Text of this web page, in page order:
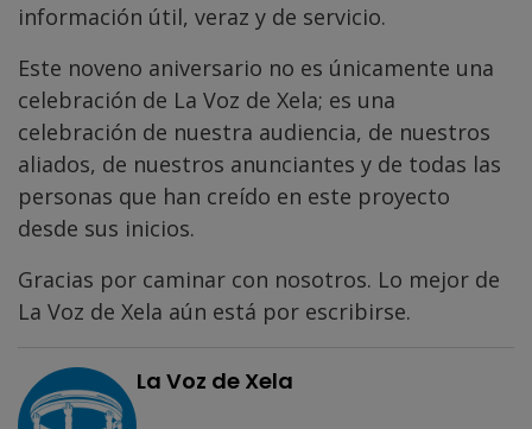
información útil, veraz y de servicio.
Este noveno aniversario no es únicamente una
celebración de La Voz de Xela; es una
celebración de nuestra audiencia, de nuestros
aliados, de nuestros anunciantes y de todas las
personas que han creído en este proyecto
desde sus inicios.
Gracias por caminar con nosotros. Lo mejor de
La Voz de Xela aún está por escribirse.
La Voz de Xela